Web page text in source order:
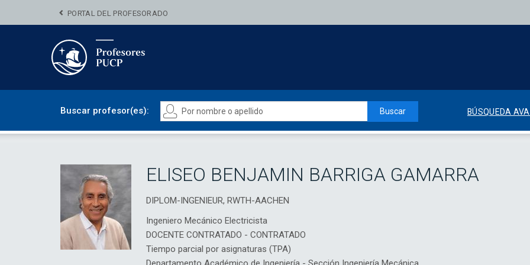
PORTAL DEL PROFESORADO
Buscar profesor(es): Buscar BÚSQUEDA
ELISEO BENJAMIN BARRIGA GAMARRA
DIPLOM-INGENIEUR, RWTH-AACHEN
Ingeniero Mecánico Electricista
DOCENTE CONTRATADO - CONTRATADO
Tiempo parcial por asignaturas (TPA)